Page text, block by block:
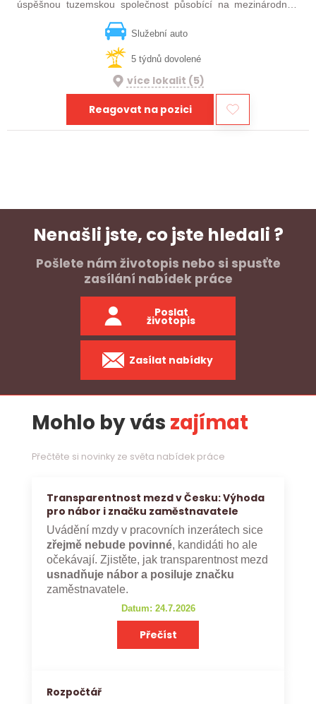
úspěšnou tuzemskou společnost působící na mezinárodním
mechanika). Pokud se nebojíte výzvy v…
Služební auto
5 týdnů dovolené
více lokalit (5)
Reagovat na pozici
Nenašli jste, co jste hledali ?
Pošlete nám životopis nebo si spusťte
zasílání nabídek práce
Poslat
životopis
Zasílat nabídky
Mohlo by vás zajímat
Přečtěte si novinky ze světa nabídek práce
Transparentnost mezd v Česku: Výhoda
pro nábor i značku zaměstnavatele
Uvádění mzdy v pracovních inzerátech sice
zřejmě nebude povinné, kandidáti ho ale
očekávají. Zjistěte, jak transparentnost mezd
usnadňuje nábor a posiluje značku
zaměstnavatele.
Datum: 24.7.2026
Přečíst
Rozpočtář